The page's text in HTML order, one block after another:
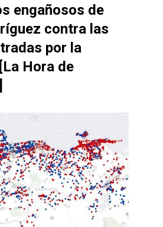
engañosos de
contra las
por la
Hora de